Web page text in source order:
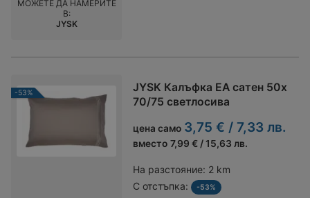
МОЖЕТЕ ДА НАМЕРИТЕ
В:
JYSK
-53%
JYSK Калъфка EA сатен 50x
70/75 светлосива
цена само 3,75 € / 7,33 лв.
вместо 7,99 € / 15,63 лв.
На разстояние: 2 km
С отстъпка:
-53%